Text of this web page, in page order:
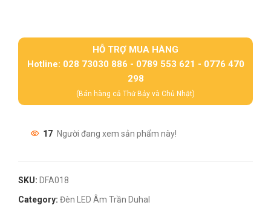
HỖ TRỢ MUA HÀNG
Hotline: 028 73030 886 - 0789 553 621 - 0776 470
298
(Bán hàng cả Thứ Bảy và Chủ Nhật)
17 Người đang xem sản phẩm này!
SKU: DFA018
Category: Đèn LED Âm Trần Duhal